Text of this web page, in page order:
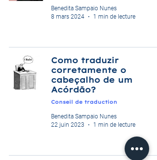
Benedita Sampaio Nunes
8 mars 2024
1 min de lecture
Como traduzir
corretamente o
cabeçalho de um
Acórdão?
Conseil de traduction
Benedita Sampaio Nunes
22 juin 2023
1 min de lecture